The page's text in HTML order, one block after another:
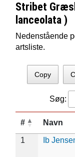
Stribet
lanceolata )
Nedenstående
artsliste.
Copy
Søg:
# Navn
1 Ib